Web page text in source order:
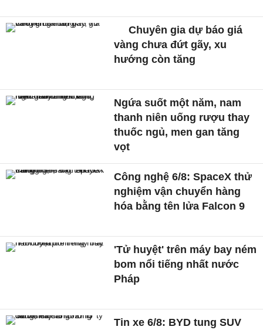
Chuyên gia dự báo giá
vàng chưa đứt gãy, xu
hướng còn tăng
Ngứa suốt một năm, nam
thanh niên uống rượu thay
thuốc ngủ, men gan tăng
vọt
Công nghệ 6/8: SpaceX thử
nghiệm vận chuyển hàng
hóa bằng tên lửa Falcon 9
'Tử huyệt' trên máy bay ném
bom nổi tiếng nhất nước
Pháp
Tin xe 6/8: BYD tung SUV